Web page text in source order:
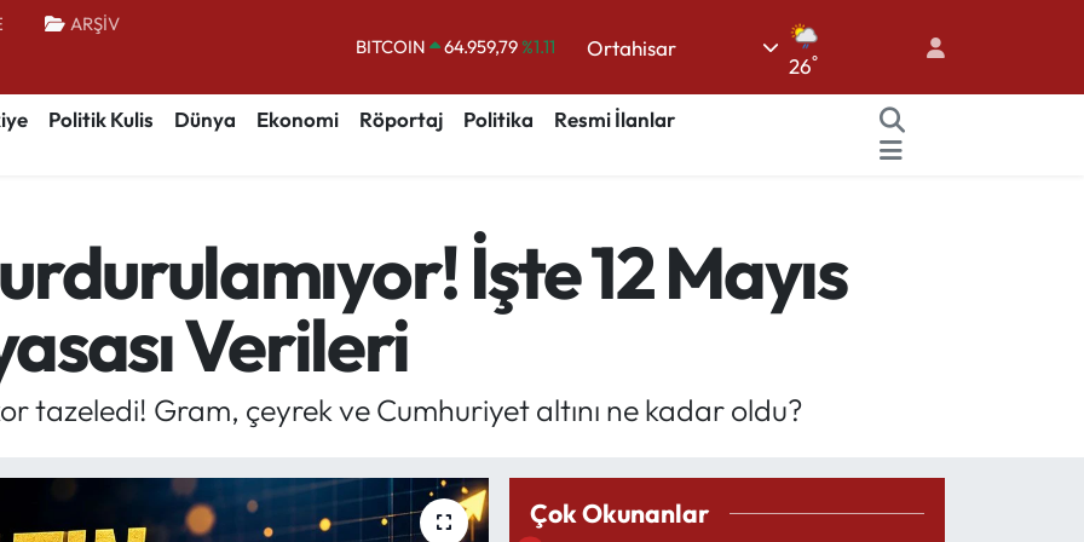
ARŞİV
DOLAR
47,7436%0.18
EURO
55,2510%0.32
STERLİN
Ortahisar
26°
Politik Kulis Dünya Ekonomi Röportaj Politika
Resmi İlanlar
İşte 12 Mayıs
Verileri
tazeledi! Gram, çeyrek ve Cumhuriyet altını ne kadar oldu?
Çok Okunanlar